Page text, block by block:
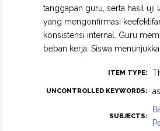
tanggapan guru, serta hasil uji
yang mengonfirmasi
konsistensi internal. Guru
beban kerja. Siswa
ITEM TYPE:
UNCONTROLLED KEYWORDS:
SUBJECTS: